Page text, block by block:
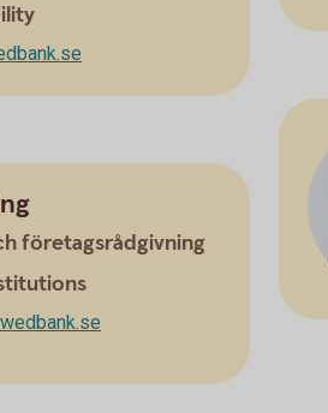
företagsrådgivning